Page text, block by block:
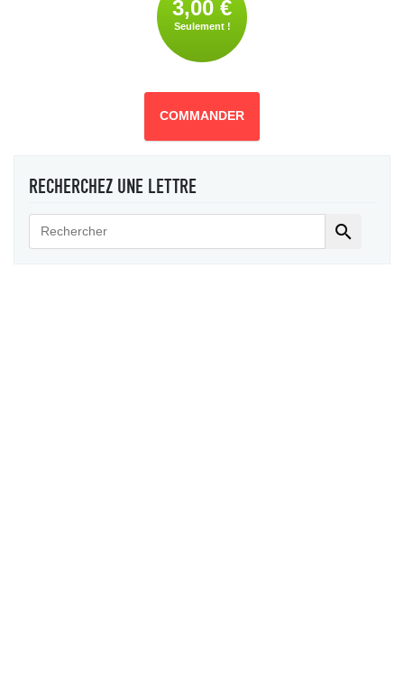
3,00 €
Seulement !
COMMANDER
RECHERCHEZ UNE LETTRE
